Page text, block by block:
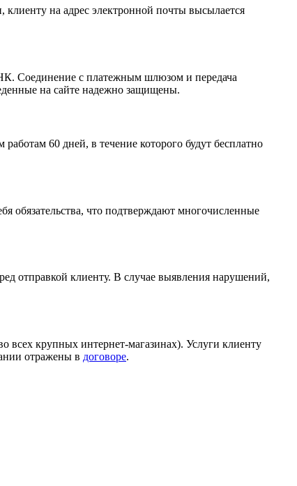
клиенту на адрес электронной почты высылается
Соединение с платежным шлюзом и передача
на сайте надежно защищены.
60 дней, в течение которого будут бесплатно
обязательства, что подтверждают многочисленные
отправкой клиенту. В случае выявления нарушений,
всех крупных интернет-магазинах). Услуги клиенту
отражены в договоре.